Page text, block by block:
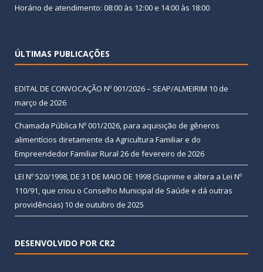
Horário de atendimento: 08:00 às 12:00 e 14:00 às 18:00
ÚLTIMAS PUBLICAÇÕES
EDITAL DE CONVOCAÇÃO Nº 001/2026 – SEAP/ALMEIRIM 10 de
março de 2026
Chamada Pública Nº 001/2026, para aquisição de gêneros
alimentícios diretamente da Agricultura Familiar e do
Empreendedor Familiar Rural 26 de fevereiro de 2026
LEI Nº 520/1998, DE 31 DE MAIO DE 1998 (Suprime e altera a Lei Nº
110/91, que criou o Conselho Municipal de Saúde e dá outras
providências) 10 de outubro de 2025
DESENVOLVIDO POR CR2